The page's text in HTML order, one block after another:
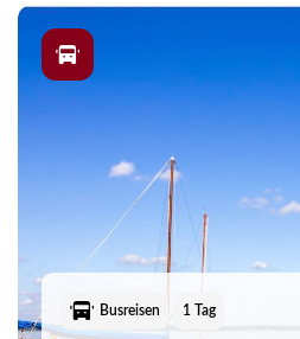
Busreisen 1 Tag